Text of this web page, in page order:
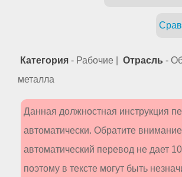
Категория - Рабочие | Отрасль -
металла
Данная должностная инструкция
автоматически. Обратите
автоматический перевод не дает
поэтому в тексте могут быть